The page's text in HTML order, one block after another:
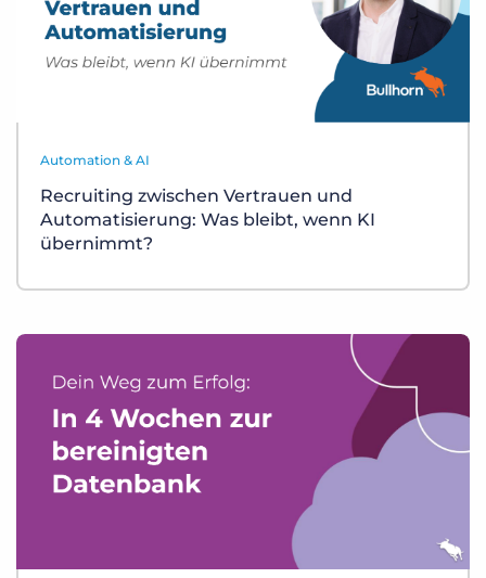
Automation & AI
Recruiting zwischen Vertrauen und
Automatisierung: Was bleibt, wenn KI
übernimmt?